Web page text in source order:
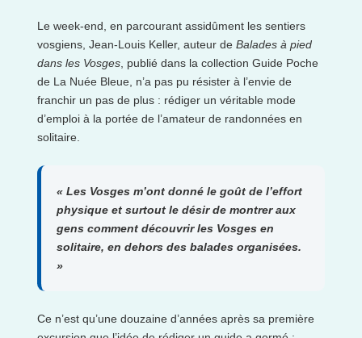
Le week-end, en parcourant assidûment les sentiers
vosgiens, Jean-Louis Keller, auteur deBalades à pied
dans les Vosges , publié dans la collection Guide Poche
de La Nuée Bleue, n’a pas pu résister à l’envie de
franchir un pas de plus : rédiger un véritable mode
d’emploi à la portée de l’amateur de randonnées en
solitaire.
« Les Vosges m’ont donné le goût de l’effort
physique et surtout le désir de montrer aux
gens comment découvrir les Vosges en
solitaire, en dehors des balades organisées.
»
Ce n’est qu’une douzaine d’années après sa première